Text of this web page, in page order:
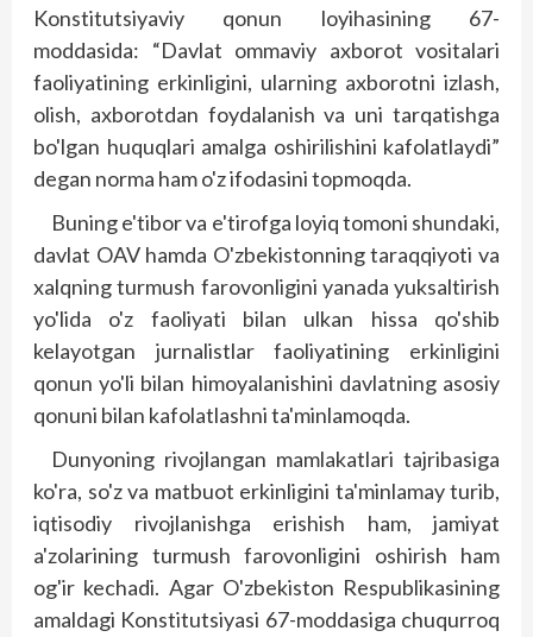
Konstitutsiyaviy qonun loyihasining 67-
moddasida: “Davlat ommaviy axborot vositalari
faoliyatining erkinligini, ularning axborotni izlash,
olish, axborotdan foydalanish va uni tarqatishga
bo'lgan huquqlari amalga oshirilishini kafolatlaydi”
degan norma ham o'z ifodasini topmoqda.
Buning e'tibor va e'tirofga loyiq tomoni shundaki,
davlat OAV hamda O'zbekistonning taraqqiyoti va
xalqning turmush farovonligini yanada yuksaltirish
yo'lida o'z faoliyati bilan ulkan hissa qo'shib
kelayotgan jurnalistlar faoliyatining erkinligini
qonun yo'li bilan himoyalanishini davlatning asosiy
qonuni bilan kafolatlashni ta'minlamoqda.
Dunyoning rivojlangan mamlakatlari taj­ribasiga
ko'ra, so'z va matbuot erkinligini ta'minlamay turib,
iqtisodiy rivojlanishga erishish ham, jamiyat
a'zolarining turmush farovonligini oshirish ham
og'ir kechadi. Agar O'zbekiston Respub­likasining
amaldagi Konstitutsiyasi 67-moddasiga chuqurroq